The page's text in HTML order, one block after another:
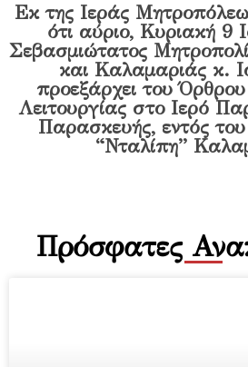
Εκ της Ιεράς
ότι αύριο, Κυριακή 9
Σεβασμιώτατος
και Καλαμαριάς κ.
προεξάρχει του
Λειτουργίας στο Ιερό
Παρασκευής, εντός
“Νταλίπη”
Πρόσφατες